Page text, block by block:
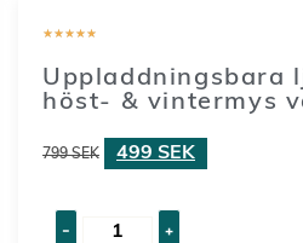
★★★★★
Uppladdningsbara
höst- & vintermys
799SEK 499 SEK
- +